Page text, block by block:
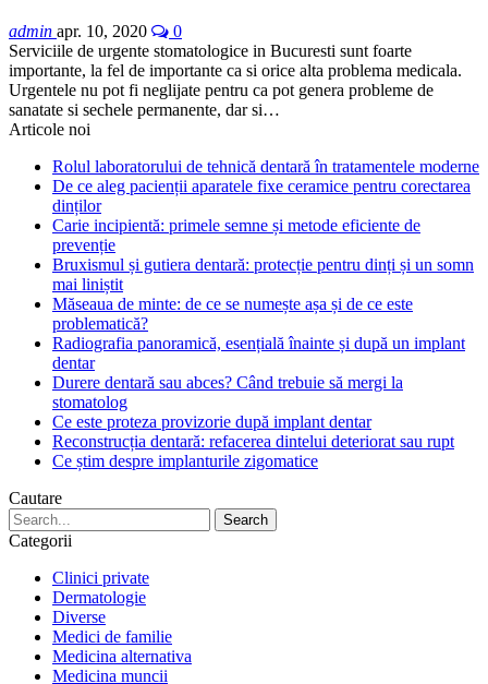
admin apr. 10, 2020
0
Serviciile de urgente stomatologice in Bucuresti sunt foarte
importante, la fel de importante ca si orice alta problema medicala.
Urgentele nu pot fi neglijate pentru ca pot genera probleme de
sanatate si sechele permanente, dar si…
Articole noi
Rolul laboratorului de tehnică dentară în tratamentele moderne
De ce aleg pacienții aparatele fixe ceramice pentru corectarea
dinților
Carie incipientă: primele semne și metode eficiente de
prevenție
Bruxismul și gutiera dentară: protecție pentru dinți și un somn
mai liniștit
Măseaua de minte: de ce se numește așa și de ce este
problematică?
Radiografia panoramică, esențială înainte și după un implant
dentar
Durere dentară sau abces? Când trebuie să mergi la
stomatolog
Ce este proteza provizorie după implant dentar
Reconstrucția dentară: refacerea dintelui deteriorat sau rupt
Ce știm despre implanturile zigomatice
Cautare
Categorii
Clinici private
Dermatologie
Diverse
Medici de familie
Medicina alternativa
Medicina muncii